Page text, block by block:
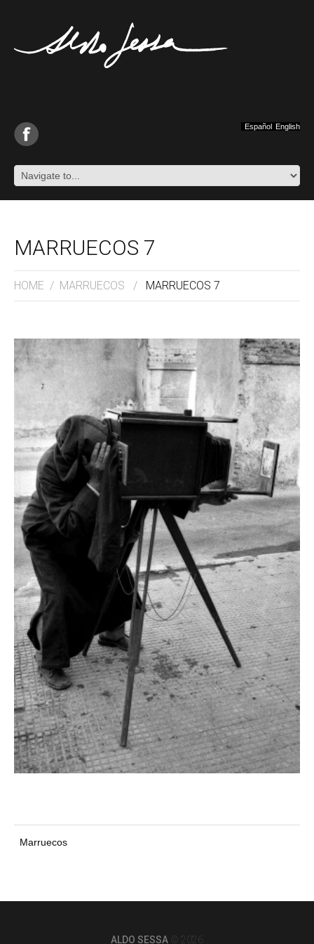
Español English
MARRUECOS 7
HOME / MARRUECOS / MARRUECOS 7
Marruecos
ALDO SESSA © 2026